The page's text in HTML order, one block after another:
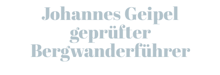
Johannes Geipel
geprüfter
Bergwanderführer